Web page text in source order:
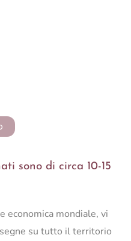
sono di circa 10-15
economica mondiale, vi
su tutto il territorio